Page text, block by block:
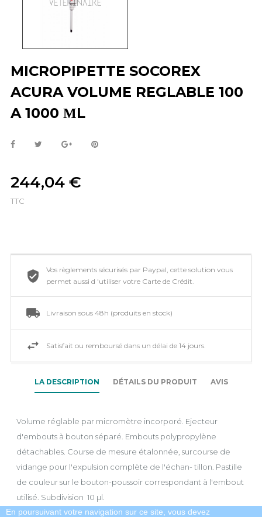
MICROPIPETTE SOCOREX
ACURA VOLUME REGLABLE 100
A 1000 ΜL
244,04 €
TTC
Vos règlements sécurisés par Paypal, cette solution vous
permet aussi d 'utiliser votre Carte de Crédit.
Livraison sous 48h (produits en stock)
Satisfait ou remboursé dans un délai de 14 jours.
LA DESCRIPTION DÉTAILS DU PRODUIT AVIS
Volume réglable par micromètre incorporé. Ejecteur
d'embouts à bouton séparé. Embouts polypropylène
détachables. Course de mesure étalonnée, surcourse de
vidange pour l'expulsion complète de l'échan- tillon. Pastille
de couleur sur le bouton-poussoir correspondant à l'embout
utilisé. Subdivision 10 µl.
En poursuivant votre navigation sur ce site, vous devez